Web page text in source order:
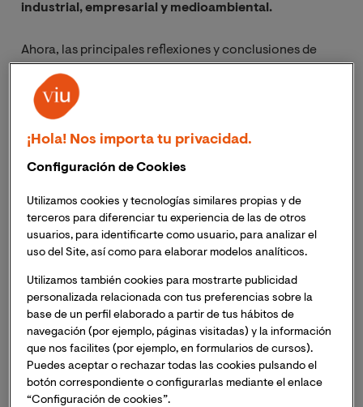
industrial, empresarial y medioambiental.
Ahora, las principales reflexiones y conclusiones de
informe, titulado
tecnología: Una mirada al sector sanitario,
hace un recorrido por las principales tendencias e
innovaciones tecnológicas que dibujarán, o tienen el
fundamentales nuestro futuro. El informe hace
especial hincapié en la aplicación de estas
tecnologías para la mejora de las condiciones de vida
como un proceso centrado en lo humano, tal como lo
expresó el Dr. Néstor Sánchez Doreste, director de la
ESICT de VIU, en la jornada inaugural “
que la tecnología no tiene sentido por sí misma, ya que
su razón de ser es aportar valor y mejorar procesos y, en
últimas, mejorar la vida de las personas”.
¡Hola! Nos importa tu privacidad.
Configuración de Cookies
Utilizamos cookies y tecnologías similares propias y de
terceros para diferenciar tu experiencia de las de otros
usuarios, para identificarte como usuario, para analizar el
uso del Site, así como para elaborar modelos analíticos.
Utilizamos también cookies para mostrarte publicidad
personalizada relacionada con tus preferencias sobre la
base de un perfil elaborado a partir de tus hábitos de
navegación (por ejemplo, páginas visitadas) y la información
que nos facilites (por ejemplo, en formularios de cursos).
Puedes aceptar o rechazar todas las cookies pulsando el
botón correspondiente o configurarlas mediante el enlace
“Configuración de cookies”.